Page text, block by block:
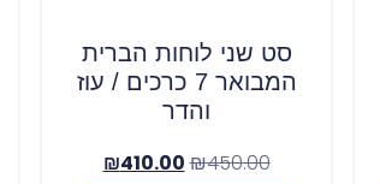
סט שני לוחות הברית
המבואר 7 כרכים / עוז
והדר
₪450.00
₪410.00